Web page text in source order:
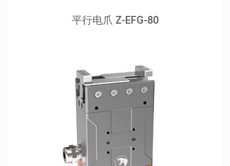
平行电爪 Z-EFG-80